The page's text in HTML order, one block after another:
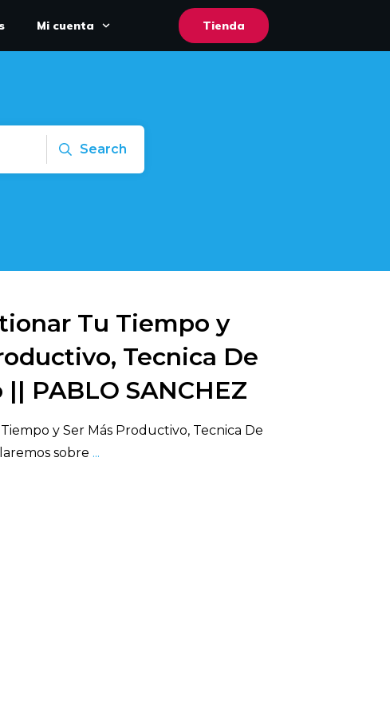
Mi cuenta Tienda
Search
Tu Tiempo y
Tecnica De
PABLO SANCHEZ
y Ser Más Productivo, Tecnica De
sobre ...